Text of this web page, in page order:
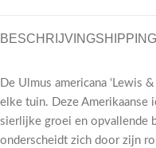
BESCHRIJVING
De Ulmus americana ‘Lewis
elke tuin. Deze Amerikaanse
sierlijke groei en opvallende
onderscheidt zich door zijn